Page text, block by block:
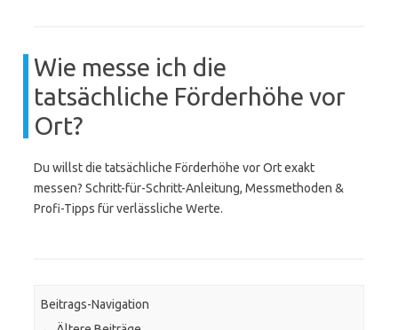
Wie messe ich die
tatsächliche Förderhöhe vor
Ort?
Du willst die tatsächliche Förderhöhe vor Ort exakt
messen? Schritt-für-Schritt-Anleitung, Messmethoden &
Profi-Tipps für verlässliche Werte.
Beitrags-Navigation